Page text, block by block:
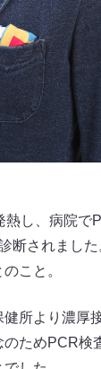
熱し、病院で
断されまし
こと。
所より濃厚
ためPCR検